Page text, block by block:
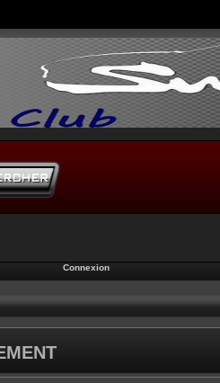
Connexion